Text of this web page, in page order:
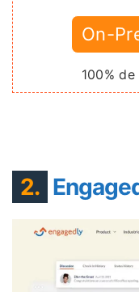
On-
100%
2.